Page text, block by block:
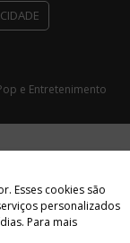
Esses cookies são
personalizados
Para mais
e Entretenimento